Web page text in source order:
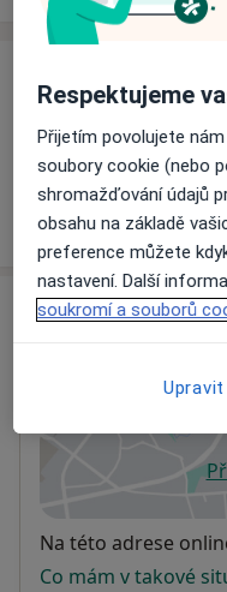
Ceník
Informace o
Tento specialista
Adresa
Puškinova 63,
Dostupnost
Na této adrese
Co mám v takové
Respektujeme
Přijetím povolujete
soubory cookie (nebo
shromažďování údajů
obsahu na základě
preference můžete
nastavení. Další
soukromí a souborů